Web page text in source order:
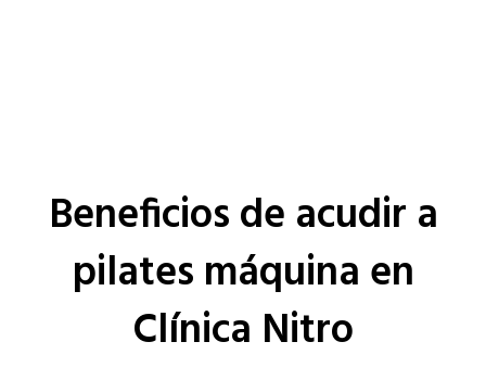
Beneficios de acudir a
pilates máquina en
Clínica Nitro